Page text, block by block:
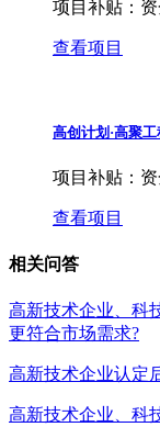
项目补贴：
查看项目
高创计划·高聚工
项目补贴：
查看项目
相关问答
高新技术企业、科
更符合市场需求?
高新技术企业认定
高新技术企业、科